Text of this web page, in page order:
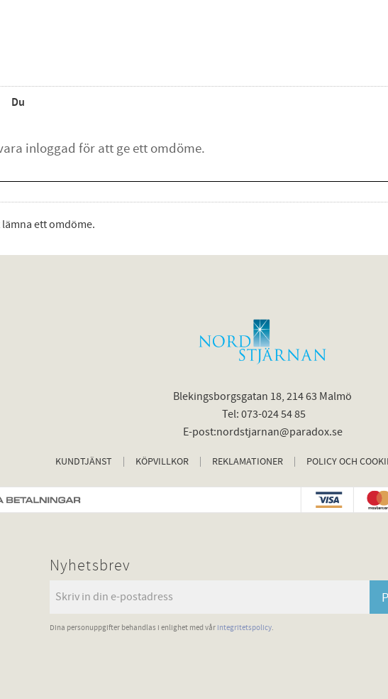
Du
ett omdöme.
Blekingsborgsgatan 18, 214 63 Malmö
Tel: 073-024 54 85
E-post:nordstjarnan@paradox.se
KUNDTJÄNST KÖPVILLKOR REKLAMATIONER POLICY OCH
Nyhetsbrev
Dina personuppgifter behandlas i enlighet med vår integritetspolicy.